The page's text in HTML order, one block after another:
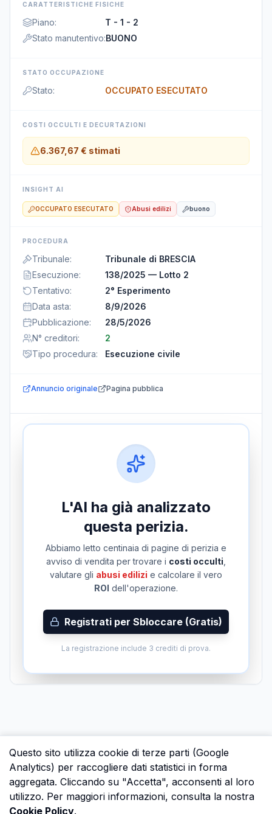
CARATTERISTICHE FISICHE
Piano:
T - 1 - 2
Stato manutentivo:BUONO
STATO OCCUPAZIONE
Stato: OCCUPATO ESECUTATO
COSTI OCCULTI E DECURTAZIONI
6.367,67 € stimati
INSIGHT AI
OCCUPATO ESECUTATO Abusi edilizi buono
PROCEDURA
Tribunale:
Tribunale di BRESCIA
Esecuzione:
138/2025 — Lotto 2
Tentativo:
2° Esperimento
Data asta:
8/9/2026
Pubblicazione:
28/5/2026
N° creditori:
2
Tipo procedura: Esecuzione civile
Annuncio originale Pagina pubblica
L'AI ha già analizzato
questa perizia.
Abbiamo letto centinaia di pagine di perizia e
avviso di vendita per trovare i costi occulti
valutare gli abusi edilizi e calcolare il vero
ROI dell'operazione.
Registrati per Sbloccare (Gratis)
La registrazione include 3 crediti di prova.
Questo sito utilizza cookie di terze parti (Google
Analytics) per raccogliere dati statistici in forma
aggregata. Cliccando su "Accetta", acconsenti al loro
utilizzo. Per maggiori informazioni, consulta la nostra
Cookie Policy.